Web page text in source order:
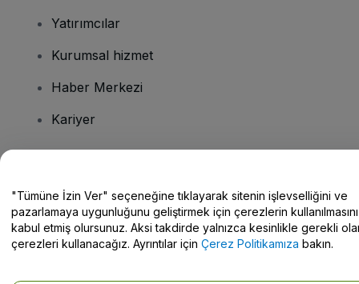
Yatırımcılar
Kurumsal hizmet
Haber Merkezi
Kariyer
Yardım Merkezi / Bize Ulaşın
"Tümüne İzin Ver" seçeneğine tıklayarak sitenin işlevselliğini ve
pazarlamaya uygunluğunu geliştirmek için çerezlerin kullanılmasını
kabul etmiş olursunuz. Aksi takdirde yalnızca kesinlikle gerekli
çerezleri kullanacağız. Ayrıntılar için Çerez Politikamıza bakın.